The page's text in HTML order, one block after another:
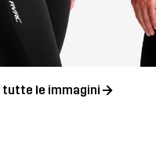
tutte le immagini